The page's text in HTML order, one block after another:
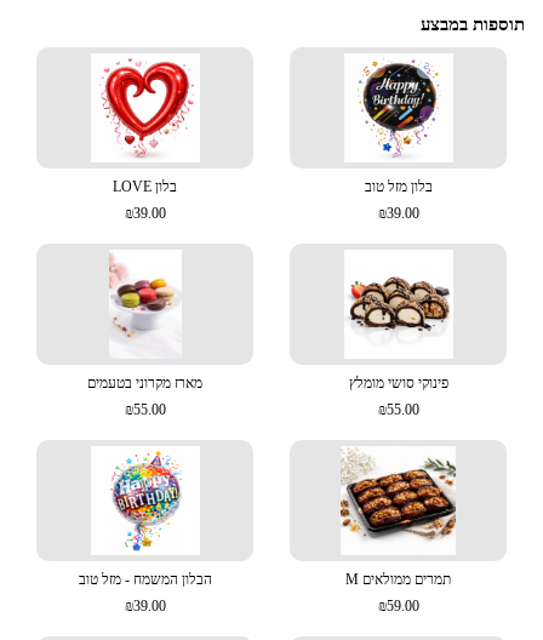
תוספות במבצע
בלון מזל טוב
₪39.00
בלון LOVE
₪39.00
פינוקי סושי מומלץ
₪55.00
מארז מקרוני בטעמים
₪55.00
תמרים ממולאים M
₪59.00
הבלון המשמח - מזל טוב
₪39.00